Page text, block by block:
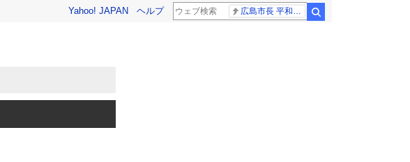
Yahoo! JAPAN ヘルプ